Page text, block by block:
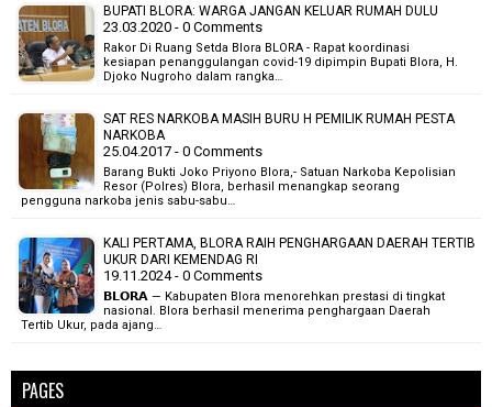
BUPATI BLORA: WARGA JANGAN KELUAR RUMAH DULU
23.03.2020 - 0 Comments
Rakor Di Ruang Setda Blora BLORA - Rapat koordinasi
kesiapan penanggulangan covid-19 dipimpin Bupati Blora, H.
Djoko Nugroho dalam rangka…
SAT RES NARKOBA MASIH BURU H PEMILIK RUMAH PESTA
NARKOBA
25.04.2017 - 0 Comments
Barang Bukti Joko Priyono Blora,- Satuan Narkoba Kepolisian
Resor (Polres) Blora, berhasil menangkap seorang
pengguna narkoba jenis sabu-sabu…
KALI PERTAMA, BLORA RAIH PENGHARGAAN DAERAH TERTIB
UKUR DARI KEMENDAG RI
19.11.2024 - 0 Comments
𝗕𝗟𝗢𝗥𝗔 — Kabupaten Blora menorehkan prestasi di tingkat
nasional. Blora berhasil menerima penghargaan Daerah
Tertib Ukur, pada ajang…
PAGES